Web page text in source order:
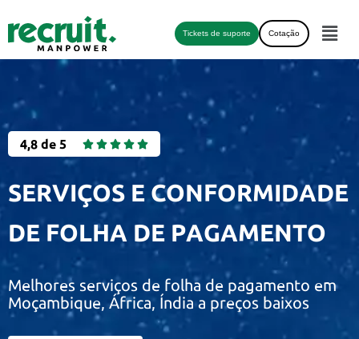
Tickets de suporte Cotação
4,8 de 5     
SERVIÇOS E CONFORMIDADE
DE FOLHA DE PAGAMENTO
Melhores serviços de folha de pagamento em
Moçambique, África, Índia a preços baixos